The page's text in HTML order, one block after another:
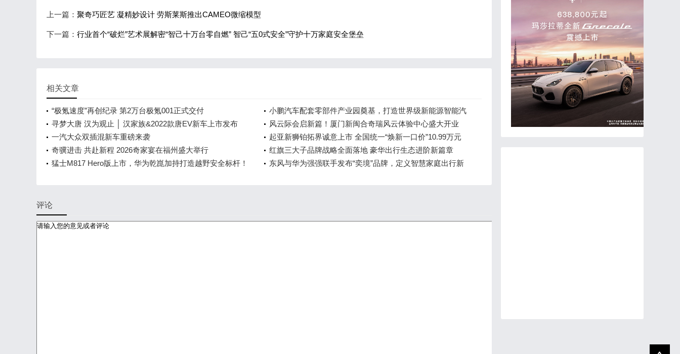
上一篇： 聚奇巧匠艺 凝精妙设计 劳斯莱斯推出CAMEO微缩模型
下一篇： 行业首个“破烂”艺术展解密“智己十万台零自燃” 智己“五0式安全”守护十万家庭安全堡垒
相关文章
“极氪速度”再创纪录 第2万台极氪001正式交付
小鹏汽车配套零部件产业园奠基，打造世界级新能源智能汽
车集群
寻梦大唐 汉为观止 │ 汉家族&2022款唐EV新车上市发布
会，敬请期待！
风云际会启新篇！厦门新闽合奇瑞风云体验中心盛大开业
一汽大众双插混新车重磅来袭
起亚新狮铂拓界诚意上市 全国统一“焕新一口价”10.99万元
起
奇骥进击 共赴新程 2026奇家宴在福州盛大举行
红旗三大子品牌战略全面落地 豪华出行生态进阶新篇章
猛士M817 Hero版上市，华为乾崑加持打造越野安全标杆！
东风与华为强强联手发布“奕境”品牌，定义智慧家庭出行新
评论